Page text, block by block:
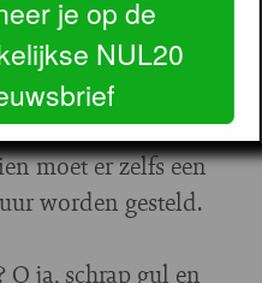
woonduur
leeg opleveren.
waardoor bij een
woonduur kan
moet er zelfs een
worden gesteld.
O ja, schrap gul en
je op de
NUL20